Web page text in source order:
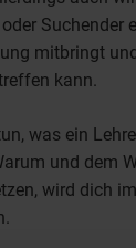
oder Suchender
mitbringt
kann.
was ein
und dem
wird dich